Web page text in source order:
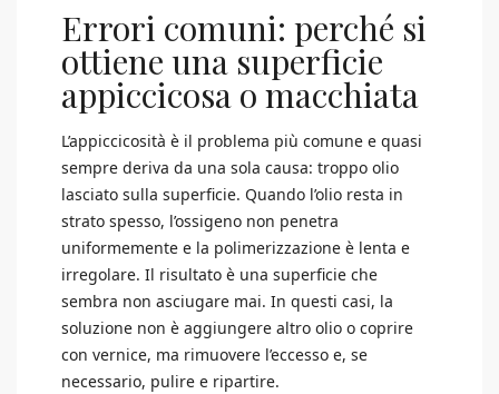
Errori comuni: perché si
ottiene una superficie
appiccicosa o macchiata
L’appiccicosità è il problema più comune e quasi
sempre deriva da una sola causa: troppo olio
lasciato sulla superficie. Quando l’olio resta in
strato spesso, l’ossigeno non penetra
uniformemente e la polimerizzazione è lenta e
irregolare. Il risultato è una superficie che
sembra non asciugare mai. In questi casi, la
soluzione non è aggiungere altro olio o coprire
con vernice, ma rimuovere l’eccesso e, se
necessario, pulire e ripartire.